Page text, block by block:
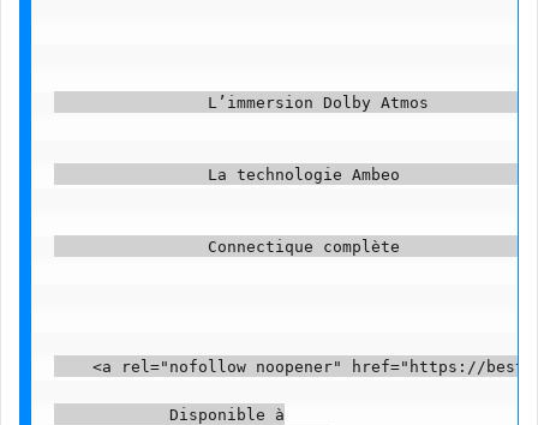
L’immersion Dolby
La technologie
Connectique
<a rel="nofollow noopener" href="https://
            Disponible à